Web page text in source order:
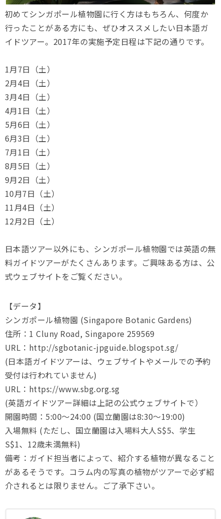
初めてシンガポール植物園に行く方はもちろん、何度か
行ったことがある方にも、ぜひオススメしたい日本語ガ
イドツアー。2017年の実施予定日程は下記の通りです。
1月7日（土）
2月4日（土）
3月4日（土）
4月1日（土）
5月6日（土）
6月3日（土）
7月1日（土）
8月5日（土）
9月2日（土）
10月7日（土）
11月4日（土）
12月2日（土）
日本語ツアー以外にも、シンガポール植物園では英語の無
料ガイドツアーがたくさんあります。ご興味ある方は、公
式ウェブサイトをご覧ください。
【データ】
シンガポール植物園 (Singapore Botanic Gardens)
住所：1 Cluny Road, Singapore 259569
URL：http://sgbotanic-jpguide.blogspot.sg/
(日本語ガイドツアーは、ウェブサイトやメールでの予約
受付は行われていません)
URL：https://www.sbg.org.sg
(英語ガイドツアー詳細は上記の公式ウェブサイトで）
開園時間：5:00〜24:00 (国立蘭園は8:30〜19:00)
入場無料 (ただし、国立蘭園は入場料大人S$5、学生
S$1、12歳未満無料)
備考：ガイド担当者によって、紹介する植物が異なること
があるそうです。コラム内の写真の植物がツアーで必ず紹
介されるとは限りません。ご了承下さい。